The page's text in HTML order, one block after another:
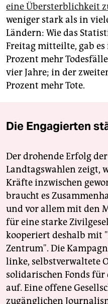
eine Übersterblichkeit
weniger stark als in
Ländern: Wie das
Freitag mitteilte, gab
Prozent mehr
vier Jahre; in der
Prozent mehr Tote.
Die Engagierten
Der drohende Erfolg
Landtagswahlen zeigt,
Kräfte inzwischen
braucht es
und vor allem mit den
für eine starke
kooperiert deshalb mit
Zentrum". Die
linke, selbstverwaltete
solidarischen Fonds
auf. Eine offene
zugänglichen